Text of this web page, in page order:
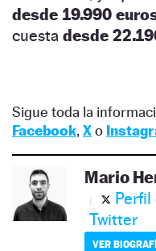
desde 19.990
cuesta desde
Sigue toda la
Facebook, Xo
Mario
Perfil
Twitter
VER